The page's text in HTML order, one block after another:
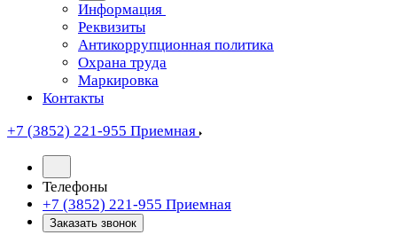
Информация
Реквизиты
Антикоррупционная политика
Охрана труда
Маркировка
Контакты
+7 (3852) 221-955 Приемная
Телефоны
+7 (3852) 221-955 Приемная
Заказать звонок